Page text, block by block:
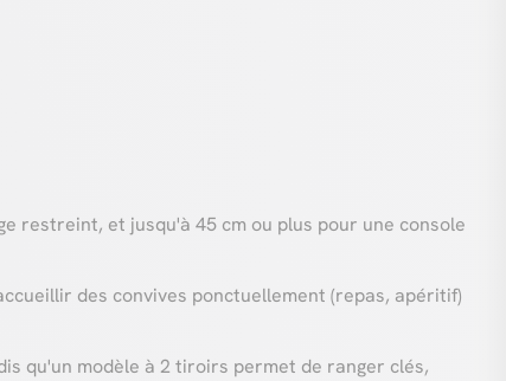
restreint, et jusqu'à 45 cm ou plus pour une console
des convives ponctuellement (repas, apéritif)
qu'un modèle à 2 tiroirs permet de ranger clés,